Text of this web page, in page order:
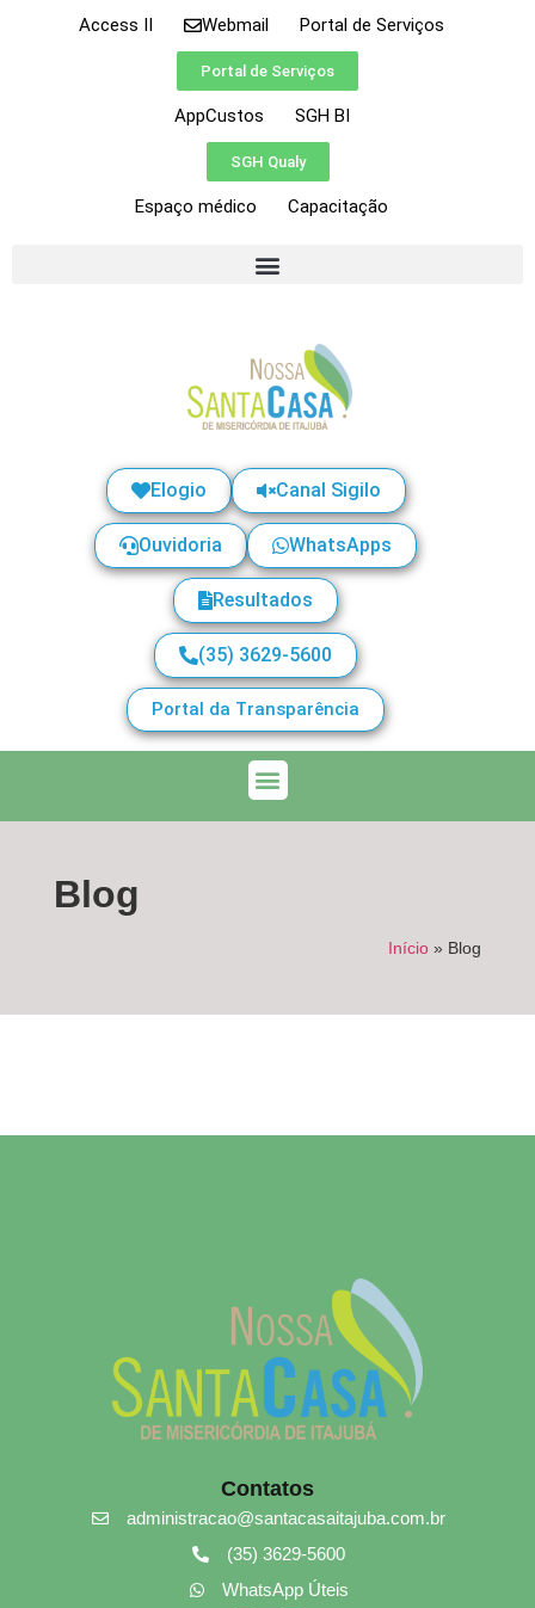
Access II Webmail Portal de Serviços
Portal de Serviços
AppCustos SGH BI
SGH Qualy
Espaço médico Capacitação
Elogio Canal Sigilo
Ouvidoria WhatsApps
Resultados
(35) 3629-5600
Portal da Transparência
Blog
Início » Blog
Contatos
administracao@santacasaitajuba.com.br​
(35) 3629-5600
WhatsApp Úteis